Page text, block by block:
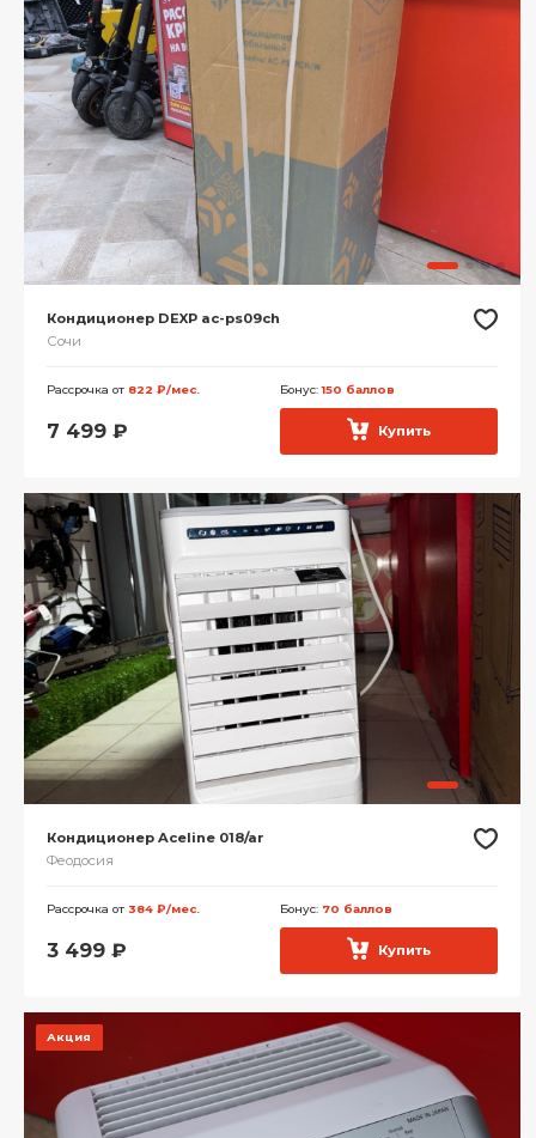
Кондиционер DEXP ac-ps09ch
Сочи
Рассрочка от 822 ₽/мес. Бонус:150 баллов
7 499 ₽ Купить
Кондиционер Aceline 018/ar
Феодосия
Рассрочка от 384 ₽/мес. Бонус: 70 баллов
3 499 ₽ Купить
Акция